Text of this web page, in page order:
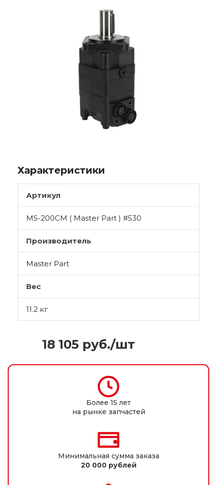
Характеристики
Артикул
MS-200CM ( Master Part ) #530
Производитель
Master Part
Вес
11.2 кг
18 105 руб./шт
Более 15 лет
на рынке запчастей
Минимальная сумма заказа
20 000 рублей